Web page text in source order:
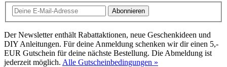
Abonnieren
Der Newsletter enthält Rabattaktionen, neue Geschenkideen und
DIY Anleitungen. Für deine Anmeldung schenken wir dir einen 5,-
EUR Gutschein für deine nächste Bestellung. Die Abmeldung ist
jederzeit möglich. Alle Gutscheinbedingungen »